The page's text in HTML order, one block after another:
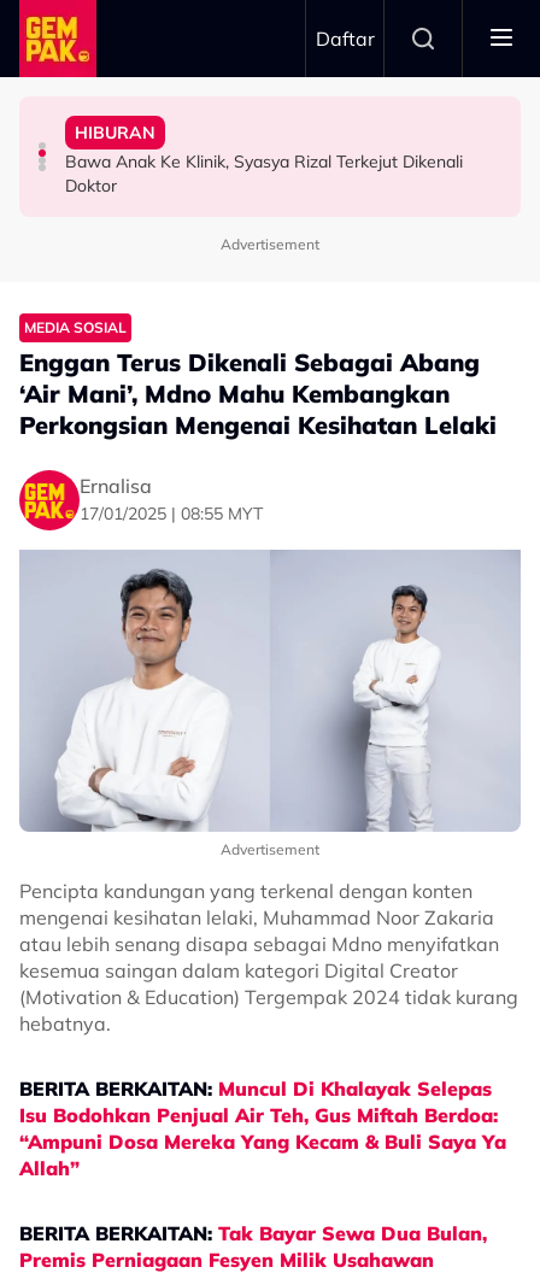
Skip to main content
Daftar
HIBURAN
Tak Guna ‘Stuntman’, Shukri Yahaya Cedera Jayakan
Babak ‘Single Take’ CHELOT - “Badan Koyak, Balut
HIBURAN
Bawa Anak Ke Klinik, Syasya Rizal Terkejut Dikenali
Doktor
HIBURAN
Aisha Retno Terkilan ‘Tak Adil’ Didakwa Hasil Ciptaan AI
- “Penat-Penat Nangis…”
HIBURAN
Usia 57 Tahun Masih Nampak Muda, Rashdan Baba
Kongsi Rahsia - “Ajaran Dari Arwah Bapa, Sebelum
Advertisement
MEDIA SOSIAL
Enggan Terus Dikenali Sebagai Abang
‘Air Mani’, Mdno Mahu Kembangkan
Perkongsian Mengenai Kesihatan Lelaki
Ernalisa
17/01/2025 | 08:55 MYT
Advertisement
Pencipta kandungan yang terkenal dengan konten
mengenai kesihatan lelaki, Muhammad Noor Zakaria
atau lebih senang disapa sebagai Mdno menyifatkan
kesemua saingan dalam kategori Digital Creator
(Motivation & Education) Tergempak 2024 tidak kurang
hebatnya.
BERITA BERKAITAN: Muncul Di Khalayak Selepas
Isu Bodohkan Penjual Air Teh, Gus Miftah Berdoa:
“Ampuni Dosa Mereka Yang Kecam & Buli Saya Ya
Allah”
BERITA BERKAITAN: Tak Bayar Sewa Dua Bulan,
Premis Perniagaan Fesyen Milik Usahawan